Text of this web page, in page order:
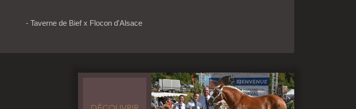
- Taverne de Bief x Flocon d'Alsace